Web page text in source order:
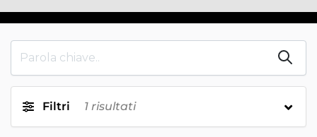
Filtri 1 risultati